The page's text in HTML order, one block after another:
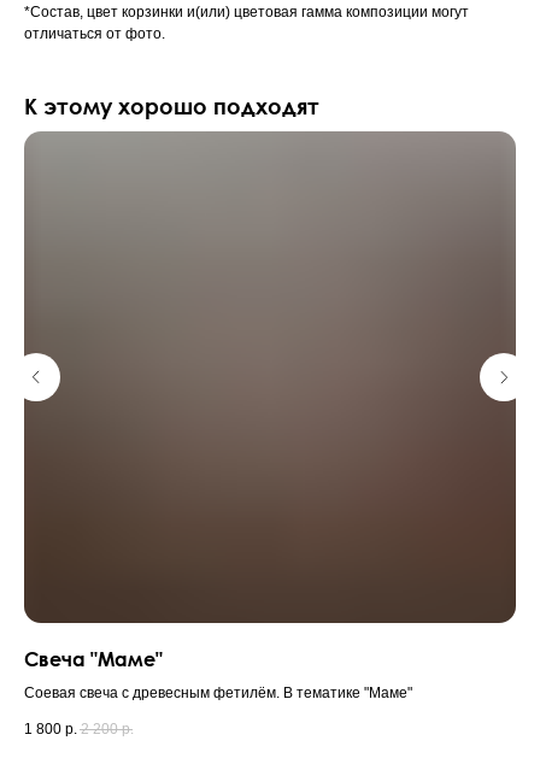
*Состав, цвет корзинки и(или) цветовая гамма композиции могут
отличаться от фото.
К этому хорошо подходят
Свеча "Маме"
Соевая свеча с древесным фетилём. В тематике "Маме"
1 800 р. 2 200 р.